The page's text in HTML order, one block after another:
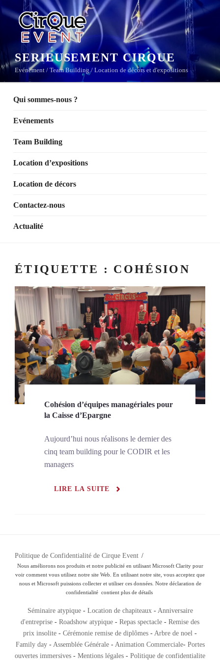
Aller
au
contenu
principal
SERIEUSEMENT CIRQUE
Evénement / Team Building / Location de décors et d'expositions
Qui sommes-nous ?
Evénements
Team Building
Location d’expositions
Location de décors
Contactez-nous
Actualité
ÉTIQUETTE : COHÉSION
Cohésion d’équipes managériales pour
la Caisse d’Epargne
Aujourd’hui nous réalisons le dernier des
cinq team building pour le CODIR et les
managers
LIRE LA SUITE
Politique de Confidentialité de Cirque Event
Nous améliorons nos produits et notre publicité en utilisant Microsoft Clarity pour
voir comment vous utilisez notre site Web. En utilisant notre site, vous acceptez que
nous et Microsoft puissions collecter et utiliser ces données. Notre déclaration de
confidentialité contient plus de détails
Séminaire atypique- Location de chapiteaux - Anniversaire
d'entreprise - Roadshow atypique - Repas spectacle - Remise des
prix insolite - Cérémonie remise de diplômes - Arbre de noel -
Family day- Assemblée Générale- Animation Commerciale- Portes
ouvertes immersives - Mentions légales - Politique de confidentialite